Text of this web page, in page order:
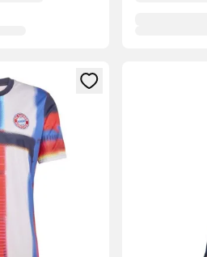
ali vpis kot član Odpre